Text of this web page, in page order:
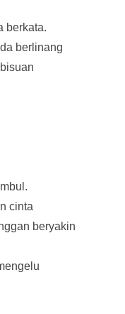
berkata.
berlinang
cinta
beryakin